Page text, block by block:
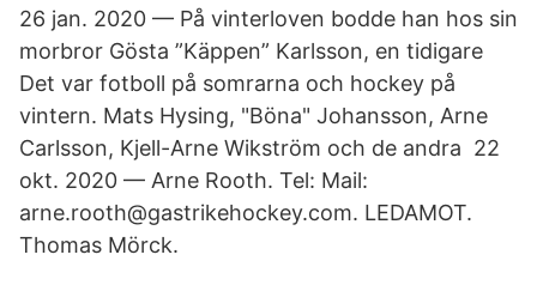
26 jan. 2020 — På vinterloven bodde han hos sin
morbror Gösta ”Käppen” Karlsson, en tidigare
Det var fotboll på somrarna och hockey på
vintern. Mats Hysing, "Böna" Johansson, Arne
Carlsson, Kjell-Arne Wikström och de andra 22
okt. 2020 — Arne Rooth. Tel: Mail:
arne.rooth@gastrikehockey.com. LEDAMOT.
Thomas Mörck.